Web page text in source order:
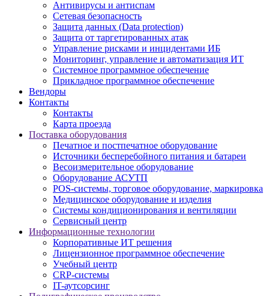
Антивирусы и антиспам
Сетевая безопасность
Защита данных (Data protection)
Защита от таргетированных атак
Управление рисками и инцидентами ИБ
Мониторинг, управление и автоматизация ИТ
Системное программное обеспечение
Прикладное программное обеспечение
Вендоры
Контакты
Контакты
Карта проезда
Поставка оборудования
Печатное и постпечатное оборудование
Источники бесперебойного питания и батареи
Весоизмерительное оборудование
Оборудование АСУТП
POS-системы, торговое оборудование, маркировка
Медицинское оборудование и изделия
Системы кондиционирования и вентиляции
Сервисный центр
Информационные технологии
Корпоративные ИТ решения
Лицензионное программное обеспечение
Учебный центр
CRP-системы
IT-аутсорсинг